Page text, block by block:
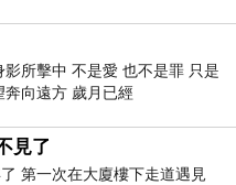
所擊中 不是愛 也不是罪 只是
向遠方 歲月已經
見了
第一次在大廈樓下走道遇見